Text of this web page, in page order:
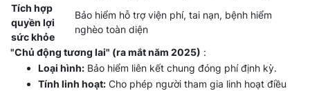
Tích hợp
quyền lợi
sức khỏe
Bảo hiểm hỗ trợ viện phí, tai nạn, bệnh hiểm
nghèo toàn diện
"Chủ động tương lai" (ra mắt năm 2025) :
Loại hình: Bảo hiểm liên kết chung đóng phí định kỳ.
Tính linh hoạt: Cho phép người tham gia linh hoạt điều